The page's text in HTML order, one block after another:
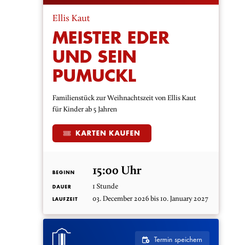
Ellis Kaut
MEISTER EDER
UND SEIN
PUMUCKL
Familienstück zur Weihnachtszeit von Ellis Kaut
für Kinder ab 5 Jahren
KARTEN KAUFEN
BEGINN 15:00 Uhr
DAUER 1 Stunde
LAUFZEIT 03. December 2026 bis 10. January 2027
Termin speichern